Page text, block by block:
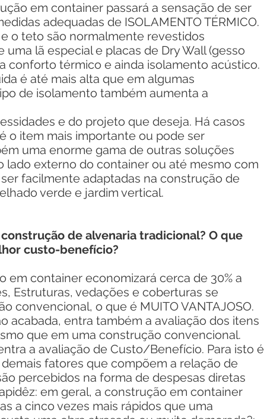
em container passará a sensação de ser
adequadas de ISOLAMENTO TÉRMICO.
o teto são normalmente revestidos
lã especial e placas de Dry Wall (gesso
conforto térmico e ainda isolamento acústico.
é até mais alta que em algumas
de isolamento também aumenta a
e do projeto que deseja. Há casos
o item mais importante ou pode ser
uma enorme gama de outras soluções
lado externo do container ou até mesmo com
facilmente adaptadas na construção de
verde e jardim vertical.
de alvenaria tradicional? O que
custo-benefício?
container economizará cerca de 30% a
Estruturas, vedações e coberturas se
convencional, o que é MUITO VANTAJOSO.
entra também a avaliação dos itens
que em uma construção convencional.
a avaliação de Custo/Benefício. Para isto é
fatores que compõem a relação de
percebidos na forma de despesas diretas
em geral, a construção em container
a cinco vezes mais rápidos que uma